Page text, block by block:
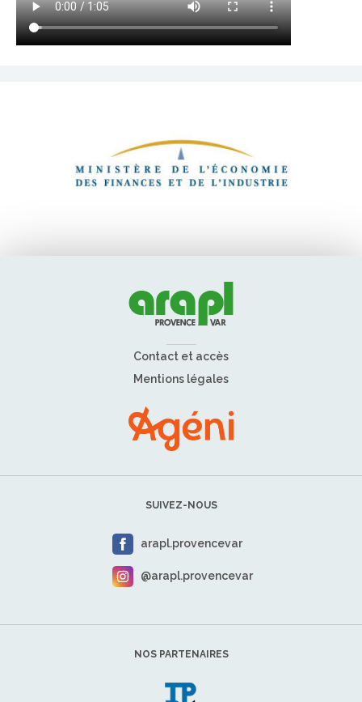
Contact et accès
Mentions légales
SUIVEZ-NOUS
arapl.provencevar
@arapl.provencevar
NOS PARTENAIRES